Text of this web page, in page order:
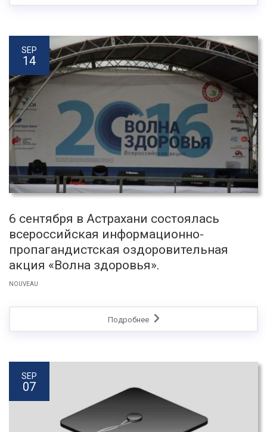
SEP
14
6 сентября в Астрахани состоялась
всероссийская информационно-
пропагандистская оздоровительная
акция «Волна здоровья».
NOUVEAU
Подробнее
SEP
07